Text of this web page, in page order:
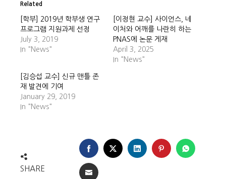
Related
[학부] 2019년 학부생 연구
프로그램 지원과제 선정
July 3, 2019
In "News"
[이정현 교수] 사이언스, 네
이처와 어깨를 나란히 하는
PNAS에 논문 게재
April 3, 2025
In "News"
[김승섭 교수] 신규 맨틀 존
재 발견에 기여
January 29, 2019
In "News"
SHARE
FACEBOOKTWITTERLINKEDINPINTEREST
EMAIL